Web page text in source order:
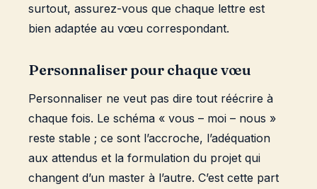
surtout, assurez-vous que chaque lettre est
bien adaptée au vœu correspondant.
Personnaliser pour chaque vœu
Personnaliser ne veut pas dire tout réécrire à
chaque fois. Le schéma « vous – moi – nous »
reste stable ; ce sont l’accroche, l’adéquation
aux attendus et la formulation du projet qui
changent d’un master à l’autre. C’est cette part